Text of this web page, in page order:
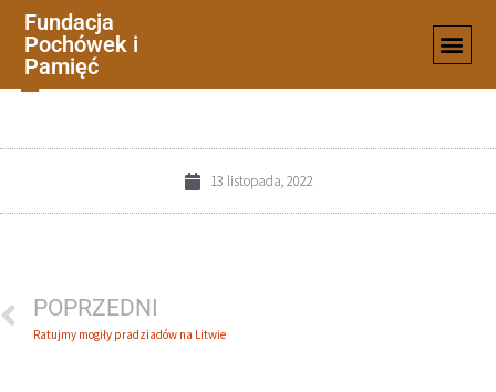
Fundacja
Pochówek i
Pamięć
2_1
13 listopada, 2022
POPRZEDNI
Ratujmy mogiły pradziadów na Litwie